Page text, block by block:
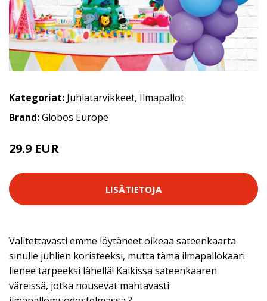
Kategoriat: Juhlatarvikkeet, Ilmapallot
Brand:Globos Europe
29.9 EUR
LISÄTIETOJA
Valitettavasti emme löytäneet oikeaa sateenkaarta
sinulle juhlien koristeeksi, mutta tämä ilmapallokaari
lienee tarpeeksi lähellä! Kaikissa sateenkaaren
väreissä, jotka nousevat mahtavasti